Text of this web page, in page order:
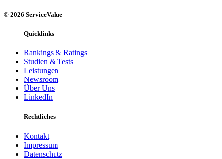
© 2026 ServiceValue
Quicklinks
Rankings & Ratings
Studien & Tests
Leistungen
Newsroom
Über Uns
LinkedIn
Rechtliches
Kontakt
Impressum
Datenschutz